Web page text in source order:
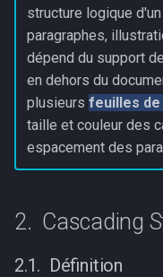
structure logique
paragraphes,
dépend du support
en dehors du
plusieurs feuilles de
taille et couleur des
espacement des
Cascading
Définition